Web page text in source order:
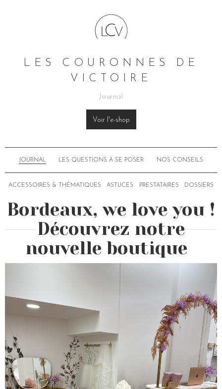
LES COURONNES DE
VICTOIRE
Journal
Voir l'e-shop
JOURNAL LES QUESTIONS À SE POSER NOS CONSEILS
ACCESSOIRES & THÉMATIQUES ASTUCES PRESTATAIRES DOSSIERS
Bordeaux, we love you !
Découvrez notre
nouvelle boutique